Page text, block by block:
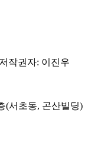
작권자: 이진우
(서초동, 곤산빌딩)